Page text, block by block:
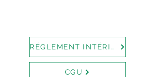
RÉGLEMENT INTÉRIEUR
CGU